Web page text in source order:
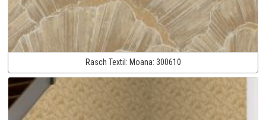
Rasch Textil: Moana: 300610